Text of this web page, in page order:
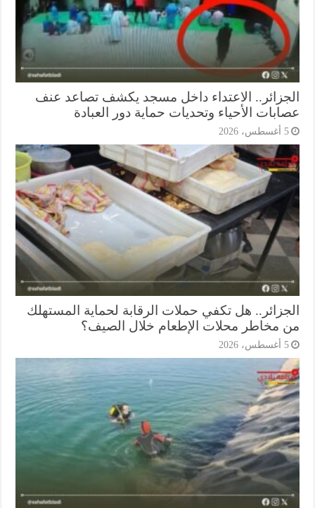
الاعتداء داخل مسجد يكشف تصاعد عنف
الأحياء وتحديات حماية دور العبادة
هل تكفي حملات الرقابة لحماية المستهلك
مخاطر محلات الإطعام خلال الصيف؟